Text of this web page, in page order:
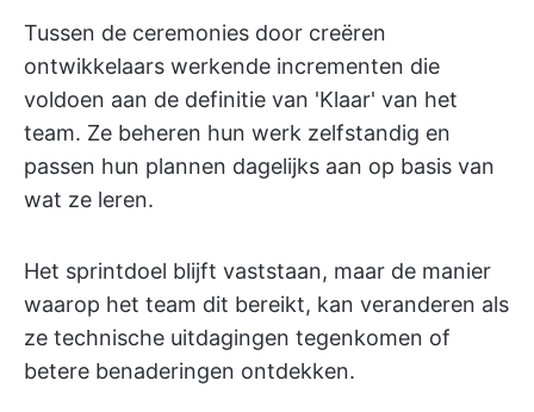
Tussen de ceremonies door creëren
ontwikkelaars werkende incrementen die
voldoen aan de definitie van 'Klaar' van het
team. Ze beheren hun werk zelfstandig en
passen hun plannen dagelijks aan op basis van
wat ze leren.
Het sprintdoel blijft vaststaan, maar de manier
waarop het team dit bereikt, kan veranderen als
ze technische uitdagingen tegenkomen of
betere benaderingen ontdekken.